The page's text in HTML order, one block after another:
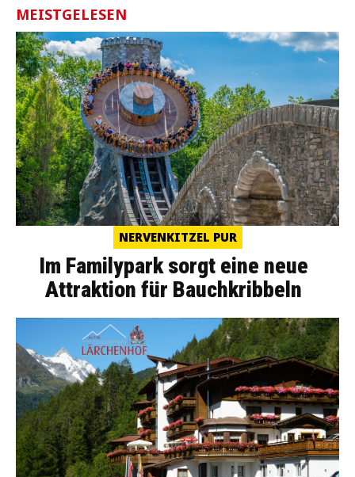
MEISTGELESEN
NERVENKITZEL PUR
Im Familypark sorgt eine neue
Attraktion für Bauchkribbeln